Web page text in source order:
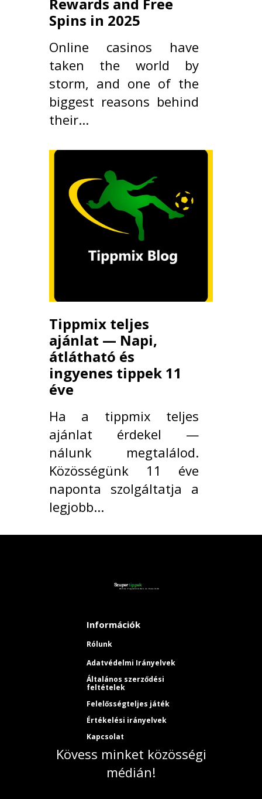
Spins in 2025
Online casinos have
taken the world by
storm, and one of the
biggest reasons behind
their...
Tippmix teljes
ajánlat — Napi,
átlátható és
ingyenes tippek 11
éve
Ha a tippmix teljes
ajánlat érdekel —
nálunk megtalálod.
Közösségünk 11 éve
naponta szolgáltatja a
legjobb...
Információk
Rólunk
Adatvédelmi Irányelvek
Általános szerződési
feltételek
Felelősségteljes játék
Értékelési irányelvek
Kapcsolat
Kövess minket közösségi
médián!